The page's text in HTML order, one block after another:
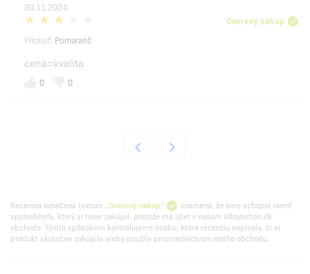
20.11.2024
Overený nákup
Příchuť: Pomaranč
cena=kvalita
0 0
Recenzia označená textom „Overený nákup“
znamená, že sme schopní overiť
spotrebiteľa, ktorý si tovar zakúpil, pretože má účet v našom Allnutrition.sk
obchode. Týmto spôsobom kontrolujeme osobu, ktorá recenziu napísala, či si
produkt skutočne zakúpila alebo použila prostredníctvom nášho obchodu.